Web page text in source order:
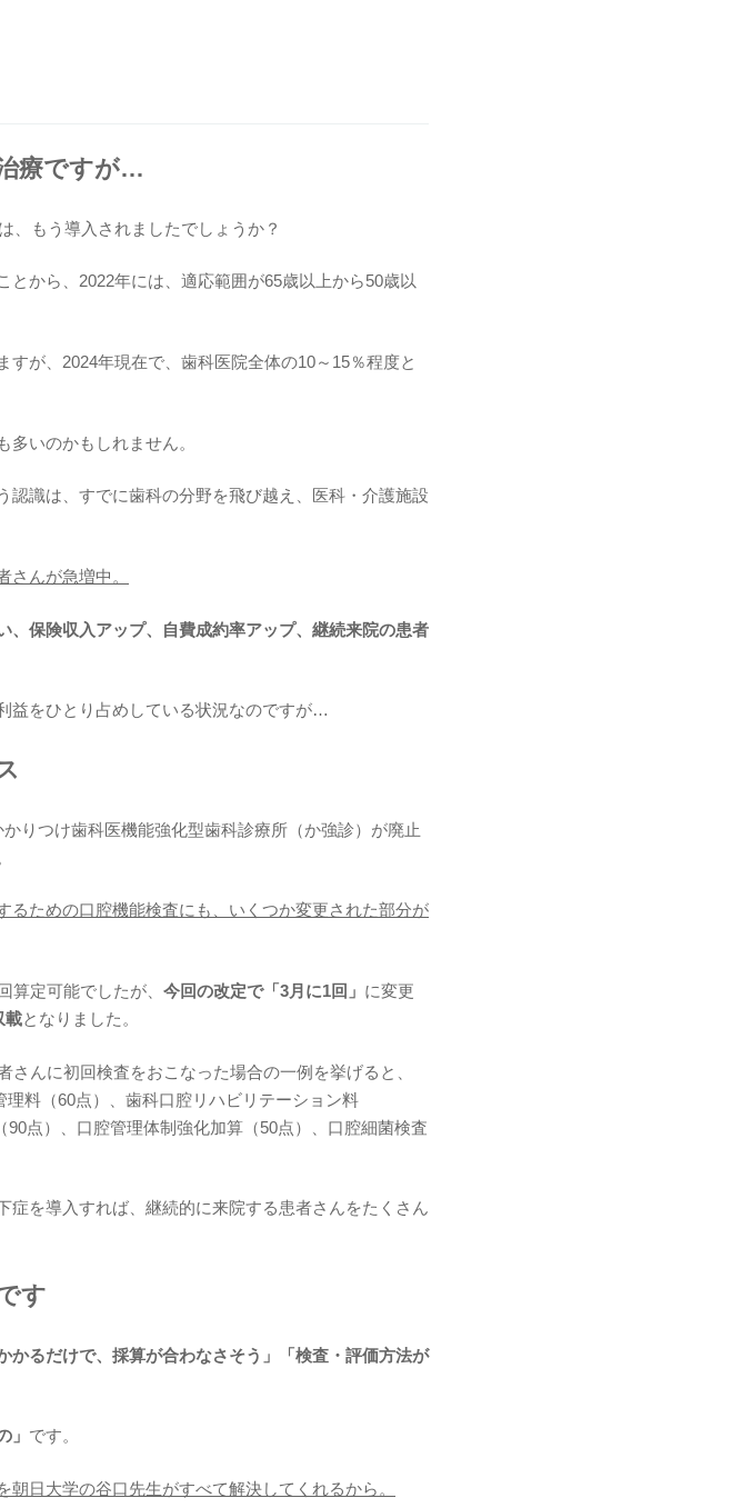
療ですが…
、もう導入されましたでしょうか？
から、2022年には、適応範囲が65歳以上から50歳以
が、2024年現在で、歯科医院全体の10～15％程度と
いのかもしれません。
認識は、すでに歯科の分野を飛び越え、医科・介護施設
んが急増中。
保険収入アップ、自費成約率アップ、継続来院の患者
益をひとり占めしている状況なのですが…
りつけ歯科医機能強化型歯科診療所（か強診）が廃止
るための口腔機能検査にも、いくつか変更された部分が
算定可能でしたが、 今回の改定で「3月に1回」 に変更
載となりました。
んに初回検査をおこなった場合の一例を挙げると、
料（60点）、歯科口腔リハビリテーション料
点）、口腔管理体制強化加算（50点）、口腔細菌検査
を導入すれば、継続的に来院する患者さんをたくさん
す
かるだけで、採算が合わなさそう」「検査・評価方法が
」 です。
日大学の谷口先生がすべて解決してくれるから。